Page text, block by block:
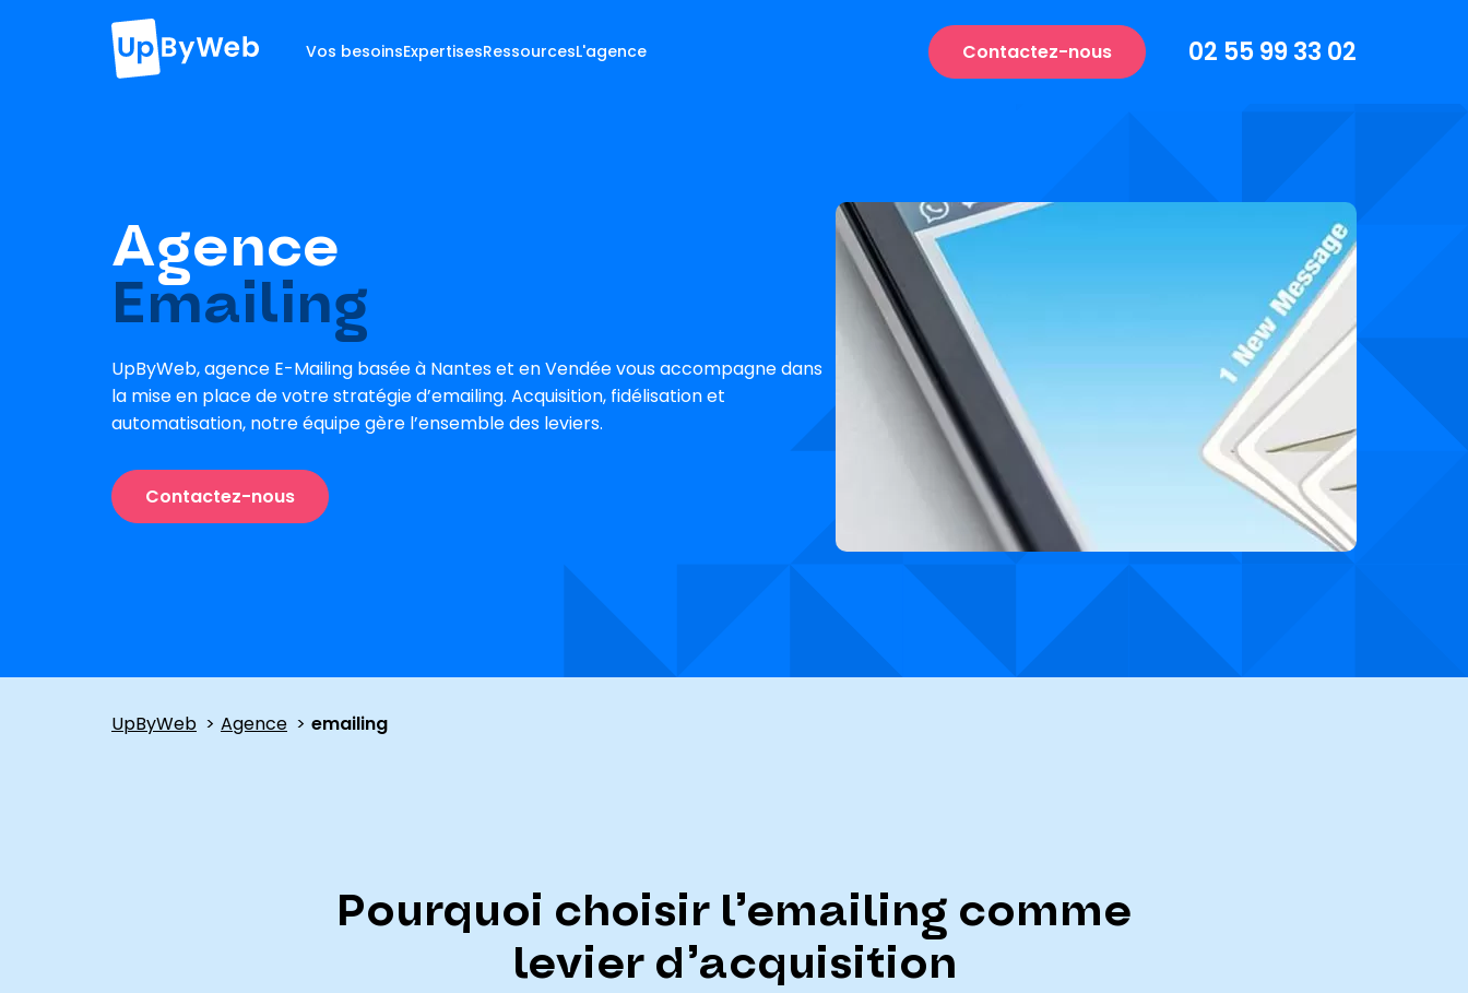
Vos besoinsExpertisesRessourcesL'agence Contactez-nous 02 55 99 33 02
Agence
Emailing
UpByWeb, agence E-Mailing basée à Nantes et en Vendée vous accompagne dans
la mise en place de votre stratégie d’emailing. Acquisition, fidélisation et
automatisation, notre équipe gère l’ensemble des leviers.
Contactez-nous
UpByWeb Agence emailing
Pourquoi choisir l’emailing comme
levier d’acquisition